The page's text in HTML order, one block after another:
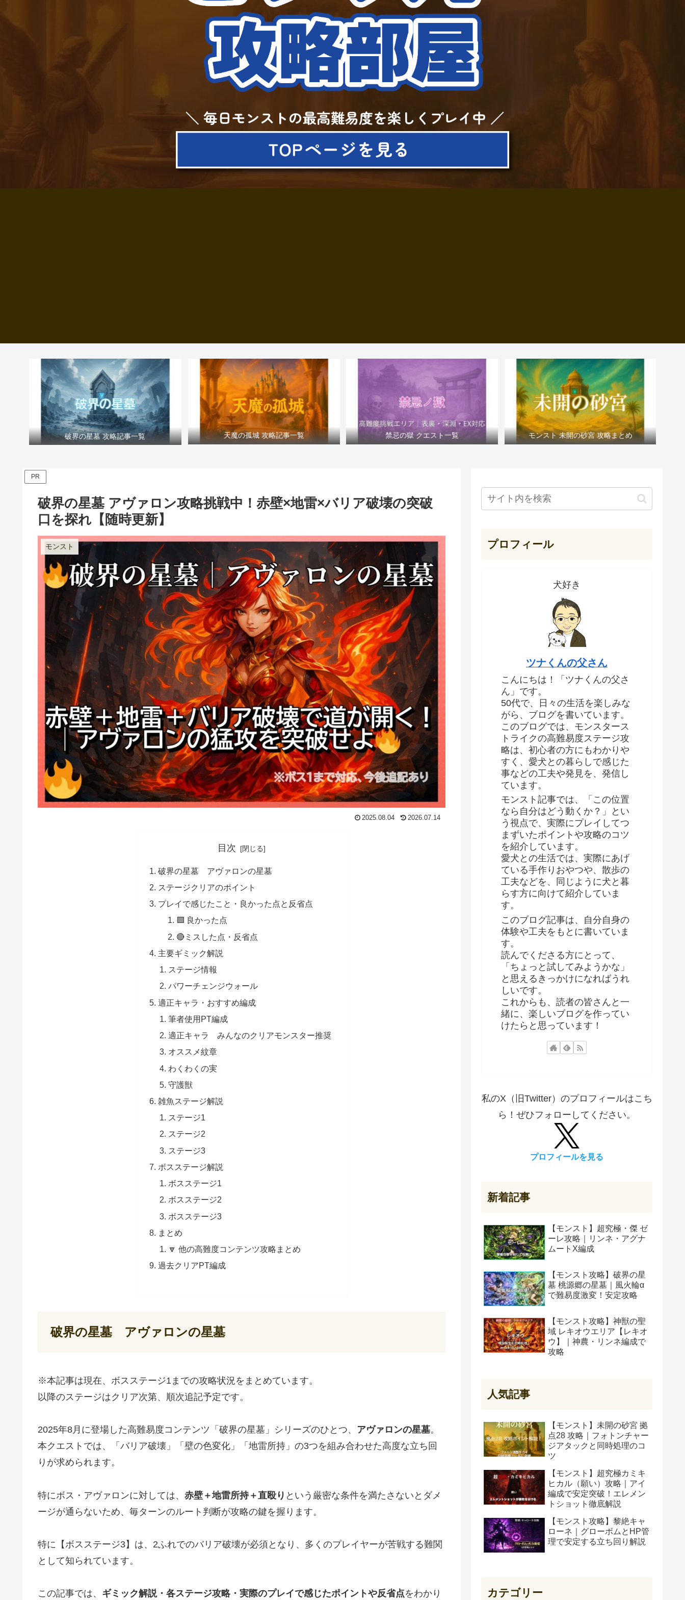
破界の星墓 攻略記事一覧 天魔の孤城 攻略記事一覧 禁忌の獄 クエスト一覧 モンスト 未開の砂宮 攻略まとめ
PR
破界の星墓 アヴァロン攻略挑戦中！赤壁×地雷×バリア破壊の突破
口を探れ【随時更新】
モンスト
2025.08.04 2026.07.14
目次
破界の星墓 アヴァロンの星墓
ステージクリアのポイント
プレイで感じたこと・良かった点と反省点
🟩 良かった点
🔴ミスした点・反省点
主要ギミック解説
ステージ情報
パワーチェンジウォール
適正キャラ・おすすめ編成
筆者使用PT編成
適正キャラ みんなのクリアモンスター推奨
オススメ紋章
わくわくの実
守護獣
雑魚ステージ解説
ステージ1
ステージ2
ステージ3
ボスステージ解説
ボスステージ1
ボスステージ2
ボスステージ3
まとめ
🔽 他の高難度コンテンツ攻略まとめ
過去クリアPT編成
破界の星墓 アヴァロンの星墓
※本記事は現在、ボスステージ1までの攻略状況をまとめています。
以降のステージはクリア次第、順次追記予定です。
2025年8月に登場した高難易度コンテンツ「破界の星墓」シリーズのひとつ、 アヴァロンの星墓。
本クエストでは、「バリア破壊」「壁の色変化」「地雷所持」の3つを組み合わせた高度な立ち回
りが求められます。
特にボス・アヴァロンに対しては、 赤壁＋地雷所持＋直殴り という厳密な条件を満たさないとダメ
ージが通らないため、毎ターンのルート判断が攻略の鍵を握ります。
特に【ボスステージ3】は、2ふれでのバリア破壊が必須となり、多くのプレイヤーが苦戦する難関
として知られています。
この記事では、 ギミック解説・各ステージ攻略・実際のプレイで感じたポイントや反省点をわかり
プロフィール
犬好き
ツナくんの父さん
こんにちは！「ツナくんの父さ
ん」です。
50代で、日々の生活を楽しみな
がら、ブログを書いています。
このブログでは、モンスタース
トライクの高難易度ステージ攻
略は、初心者の方にもわかりや
すく、愛犬との暮らしで感じた
事などの工夫や発見を、発信し
ています。
モンスト記事では、「この位置
なら自分はどう動くか？」とい
う視点で、実際にプレイしてつ
まずいたポイントや攻略のコツ
を紹介しています。
愛犬との生活では、実際にあげ
ている手作りおやつや、散歩の
工夫などを、同じように犬と暮
らす方に向けて紹介していま
す。
このブログ記事は、自分自身の
体験や工夫をもとに書いていま
す。
読んでくださる方にとって、
「ちょっと試してみようかな」
と思えるきっかけになればうれ
しいです。
これからも、読者の皆さんと一
緒に、楽しいブログを作ってい
けたらと思っています！
私のX（旧Twitter）のプロフィールはこち
ら！ぜひフォローしてください。
プロフィールを見る
新着記事
【モンスト】超究極・傑 ゼ
ーレ攻略｜リンネ・アグナ
ムートX編成
【モンスト攻略】破界の星
墓 桃源郷の星墓｜風火輪α
で難易度激変！安定攻略
【モンスト攻略】神獣の聖
域 レキオウエリア【レキオ
ウ】｜神農・リンネ編成で
攻略
人気記事
【モンスト】未開の砂宮 拠
点28 攻略｜フォトンチャー
ジアタックと同時処理のコ
ツ
【モンスト】超究極カミキ
ヒカル（願い）攻略｜アイ
編成で安定突破！エレメン
トショット徹底解説
【モンスト攻略】黎絶キャ
ローネ｜グローボムとHP管
理で安定する立ち回り解説
カテゴリー